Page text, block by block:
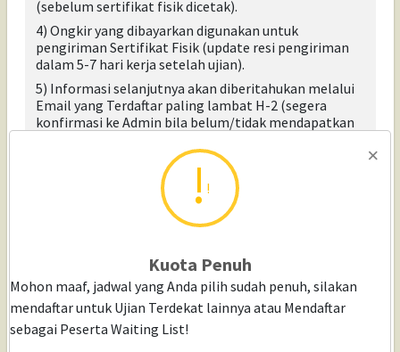
(sebelum sertifikat fisik dicetak).
4) Ongkir yang dibayarkan digunakan untuk
pengiriman Sertifikat Fisik (update resi pengiriman
dalam 5-7 hari kerja setelah ujian).
5) Informasi selanjutnya akan diberitahukan melalui
Email yang Terdaftar paling lambat H-2 (segera
konfirmasi ke Admin bila belum/tidak mendapatkan
6) Peserta tidak diizinkan undur jadwal (Tidak ada
reschedule/undur jadwal dari Peserta).
7) Peserta wajib menyediakan Handphone (HP) yang
sudah terpasang aplikasi Zoom.
kartu identitas KTP/SIM/Passport Asli. Jika tidak ada
kartu identitas asli, Peserta tidak dapat mengikuti
ujian.
9) Peserta Wajib menyiapkan (mengunduh dan meng-
install aplikasi CBT) sebelum hari H, link aplikasi akan
×
!
Kuota Penuh
Mohon maaf, jadwal yang Anda pilih sudah penuh, silakan
mendaftar untuk Ujian Terdekat lainnya atau Mendaftar
sebagai Peserta Waiting List!